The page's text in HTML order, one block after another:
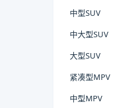
中型SUV
中大型SUV
大型SUV
紧凑型MPV
中型MPV